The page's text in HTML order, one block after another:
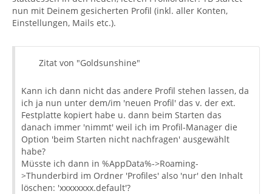
nun mit Deinem gesicherten Profil (inkl. aller Konten,
Einstellungen, Mails etc.).
Zitat von "Goldsunshine"
Kann ich dann nicht das andere Profil stehen lassen, da
ich ja nun unter dem/im 'neuen Profil' das v. der ext.
Festplatte kopiert habe u. dann beim Starten das
danach immer 'nimmt' weil ich im Profil-Manager die
Option 'beim Starten nicht nachfragen' ausgewählt
habe?
Müsste ich dann in %AppData%->Roaming-
>Thunderbird im Ordner 'Profiles' also 'nur' den Inhalt
löschen: 'xxxxxxxx.default'?